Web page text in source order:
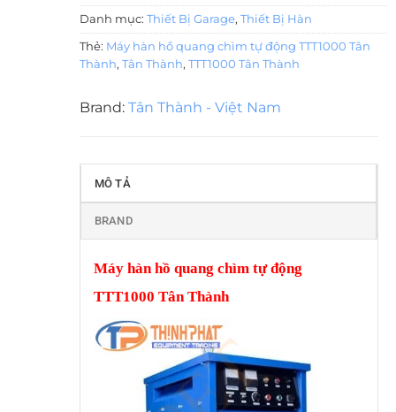
Danh mục: Thiết Bị Garage, Thiết Bị Hàn
Thẻ: Máy hàn hồ quang chìm tự động TTT1000 Tân
Thành, Tân Thành, TTT1000 Tân Thành
Brand: Tân Thành - Việt Nam
MÔ TẢ
BRAND
Máy hàn hồ quang chìm tự động
TTT1000 Tân Thành